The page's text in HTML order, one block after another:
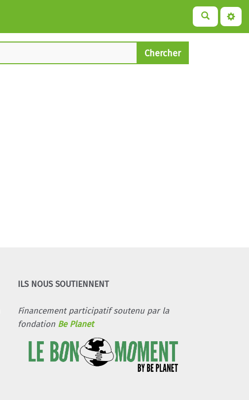
ILS NOUS SOUTIENNENT
Financement participatif soutenu par la
fondation Be Planet